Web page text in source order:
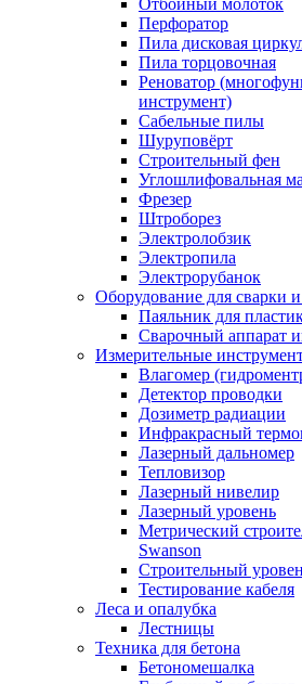
Отбойный молоток
Перфоратор
Пила дисковая
Пила торцовочная
Реноватор
инструмент)
Сабельные пилы
Шуруповёрт
Строительный фен
Углошлифовальная
Фрезер
Штроборез
Электролобзик
Электропила
Электрорубанок
Оборудование для сварки
Паяльник для
Сварочный аппарат
Измерительные
Влагомер
Детектор проводки
Дозиметр радиации
Инфракрасный
Лазерный дальномер
Тепловизор
Лазерный нивелир
Лазерный уровень
Метрический
Swanson
Строительный
Тестирование кабеля
Леса и опалубка
Лестницы
Техника для бетона
Бетономешалка